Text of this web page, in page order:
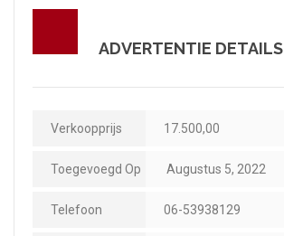
ADVERTENTIE DETAILS
Verkoopprijs 17.500,00
Toegevoegd Op Augustus 5, 2022
Telefoon 06-53938129